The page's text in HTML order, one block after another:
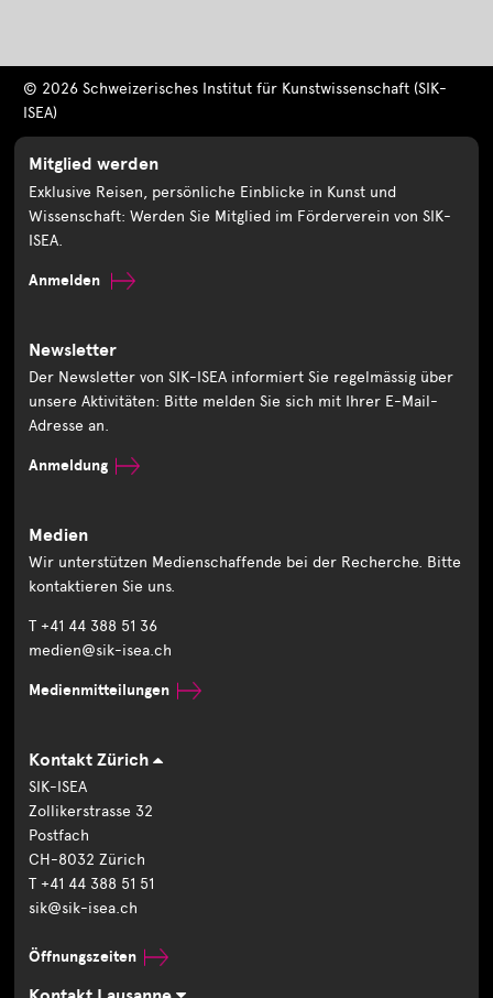
© 2026 Schweizerisches Institut für Kunstwissenschaft (SIK-
ISEA)
Mitglied werden
Exklusive Reisen, persönliche Einblicke in Kunst und
Wissenschaft: Werden Sie Mitglied im Förderverein von SIK-
ISEA.
Anmelden
Newsletter
Der Newsletter von SIK-ISEA informiert Sie regelmässig über
unsere Aktivitäten: Bitte melden Sie sich mit Ihrer E-Mail-
Adresse an.
Anmeldung
Medien
Wir unterstützen Medienschaffende bei der Recherche. Bitte
kontaktieren Sie uns.
T +41 44 388 51 36
medien@sik-isea.ch
Medienmitteilungen
Kontakt Zürich
SIK-ISEA
Zollikerstrasse 32
Postfach
CH-8032 Zürich
T +41 44 388 51 51
sik@sik-isea.ch
Öffnungszeiten